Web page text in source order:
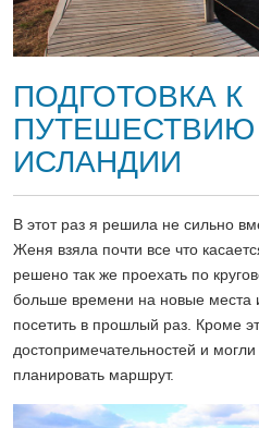
ПОДГОТОВКА К
ИСЛАНДИИ
В этот раз я решила не сильно
Женя взяла почти все что
решено так же проехать по
больше времени на новые места
посетить в прошлый раз. Кроме
достопримечательностей и
планировать маршрут.